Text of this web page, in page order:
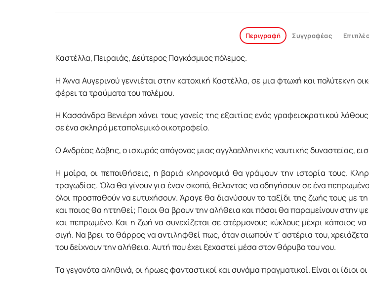
Περιγραφή Συγγραφέας
Καστέλλα, Πειραιάς, Δεύτερος Παγκόσμιος πόλεμος.
Η Άννα Αυγερινού γεννιέται στην κατοχική Καστέλλα, σε μια φτωχή και πολύτεκνη
φέρει τα τραύματα του πολέμου.
Η Κασσάνδρα Βενιέρη χάνει τους γονείς της εξαιτίας ενός γραφειοκρατικού
σε ένα σκληρό μεταπολεμικό οικοτροφείο.
Ο Ανδρέας Δάβης, ο ισχυρός απόγονος μιας αγγλοελληνικής ναυτικής δυναστείας,
Η μοίρα, οι πεποιθήσεις, η βαριά κληρονομιά θα γράψουν την ιστορία τους.
τραγωδίας. Όλα θα γίνουν για έναν σκοπό, θέλοντας να οδηγήσουν σε ένα
όλοι προσπαθούν να ευτυχήσουν. Άραγε θα διανύσουν το ταξίδι της ζωής τους με
και ποιος θα ηττηθεί; Ποιοι θα βρουν την αλήθεια και πόσοι θα παραμείνουν
και πεπρωμένο. Και η ζωή να συνεχίζεται σε ατέρμονους κύκλους μέχρι κά­ποιος
σιγή. Να βρει το θάρρος να αντιληφθεί πως, όταν σιωπούν τ’ αστέρια του,
του δείχνουν την αλήθεια. Αυτή που έχει ξεχαστεί μέσα στον θόρυβο του νου.
Τα γεγονότα αληθινά, οι ήρωες φανταστικοί και συνάμα πραγματικοί. Είναι οι